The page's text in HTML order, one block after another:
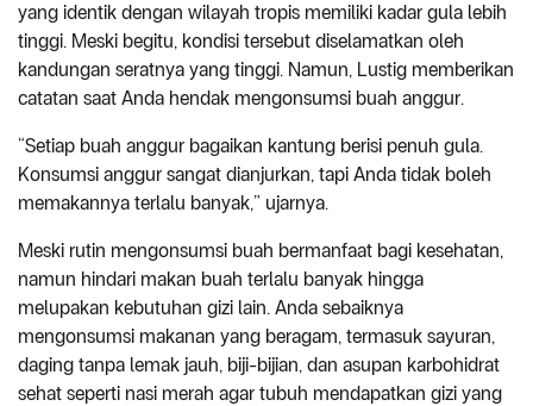
yang identik dengan wilayah tropis memiliki kadar gula lebih
tinggi. Meski begitu, kondisi tersebut diselamatkan oleh
kandungan seratnya yang tinggi. Namun, Lustig memberikan
catatan saat Anda hendak mengonsumsi buah anggur.
“Setiap buah anggur bagaikan kantung berisi penuh gula.
Konsumsi anggur sangat dianjurkan, tapi Anda tidak boleh
memakannya terlalu banyak,” ujarnya.
Meski rutin mengonsumsi buah bermanfaat bagi kesehatan,
namun hindari makan buah terlalu banyak hingga
melupakan kebutuhan gizi lain. Anda sebaiknya
mengonsumsi makanan yang beragam, termasuk sayuran,
daging tanpa lemak jauh, biji-bijian, dan asupan karbohidrat
sehat seperti nasi merah agar tubuh mendapatkan gizi yang